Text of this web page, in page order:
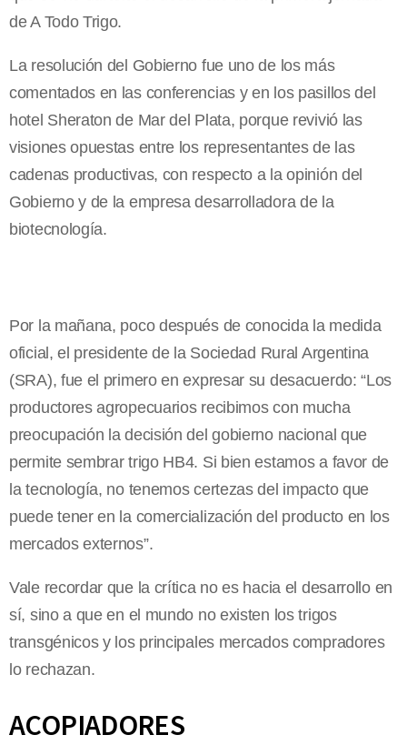
de A Todo Trigo.
La resolución del Gobierno fue uno de los más
comentados en las conferencias y en los pasillos del
hotel Sheraton de Mar del Plata, porque revivió las
visiones opuestas entre los representantes de las
cadenas productivas, con respecto a la opinión del
Gobierno y de la empresa desarrolladora de la
biotecnología.
Por la mañana, poco después de conocida la medida
oficial, el presidente de la Sociedad Rural Argentina
(SRA), fue el primero en expresar su desacuerdo: “Los
productores agropecuarios recibimos con mucha
preocupación la decisión del gobierno nacional que
permite sembrar trigo HB4. Si bien estamos a favor de
la tecnología, no tenemos certezas del impacto que
puede tener en la comercialización del producto en los
mercados externos”.
Vale recordar que la crítica no es hacia el desarrollo en
sí, sino a que en el mundo no existen los trigos
transgénicos y los principales mercados compradores
lo rechazan.
ACOPIADORES